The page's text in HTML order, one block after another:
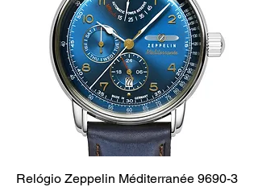
Relógio Zeppelin Méditerranée 9690-3